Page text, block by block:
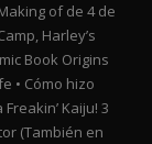
of de 4 de
Harley’s
Book Origins
• Cómo hizo
Kaiju! 3
(También en